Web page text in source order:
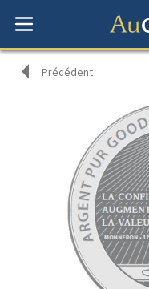
Précédent